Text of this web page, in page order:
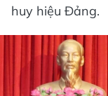
huy hiệu Đảng.